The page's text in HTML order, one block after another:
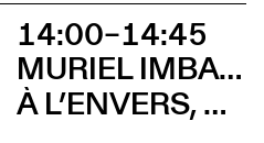
14:00–14:45
MURIEL IMBACH, COMPAGNIE LA BOCCA DELLA LUNA
À L’ENVERS, À L’ENDROIT (Atelier)